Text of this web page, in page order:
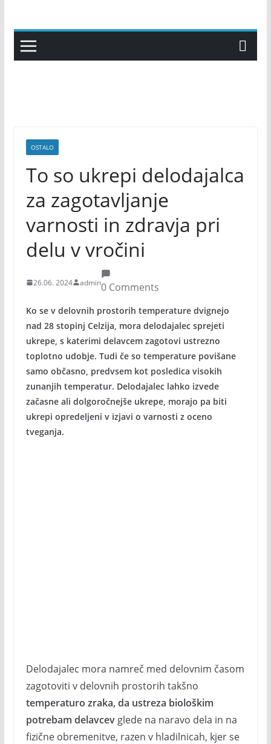
content
OSTALO
To so ukrepi delodajalca
za zagotavljanje
varnosti in zdravja pri
delu v vročini
26.06. 2024 admin0 Comments
Ko se v delovnih prostorih temperature dvignejo
nad 28 stopinj Celzija, mora delodajalec sprejeti
ukrepe, s katerimi delavcem zagotovi ustrezno
toplotno udobje. Tudi če so temperature povišane
samo občasno, predvsem kot posledica visokih
zunanjih temperatur. Delodajalec lahko izvede
začasne ali dolgoročnejše ukrepe, morajo pa biti
ukrepi opredeljeni v izjavi o varnosti z oceno
tveganja.
Delodajalec mora namreč med delovnim časom
zagotoviti v delovnih prostorih takšno
temperaturo zraka, da ustreza biološkim
potrebam delavcevglede na naravo dela in na
fizične obremenitve, razen v hladilnicah, kjer se